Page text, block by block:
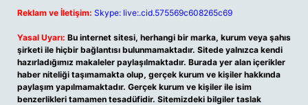
Reklam ve İletişim: Skype: live:.cid.575569c608265c69
Yasal Uyarı: Bu internet sitesi, herhangi bir marka, kurum veya şahıs
şirketi ile hiçbir bağlantısı bulunmamaktadır. Sitede yalnızca kendi
hazırladığımız makaleler paylaşılmaktadır. Burada yer alan içerikler
haber niteliği taşımamakta olup, gerçek kurum ve kişiler hakkında
paylaşım yapılmamaktadır. Gerçek kurum ve kişiler ile isim
benzerlikleri tamamen tesadüfidir. Sitemizdeki bilgiler taslak